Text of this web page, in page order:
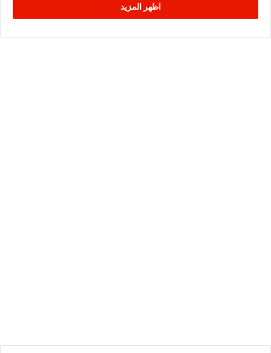
5- النادي الإفريقي 5 ن
اظهر المزيد